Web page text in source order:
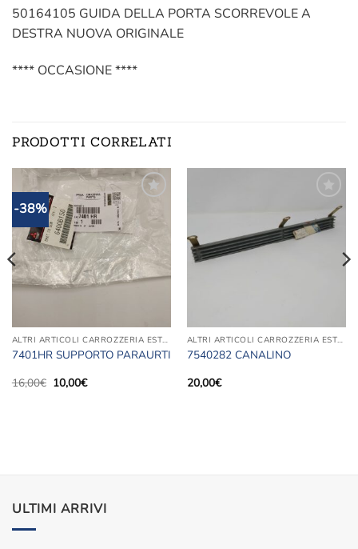
50164105 GUIDA DELLA PORTA SCORREVOLE A
DESTRA NUOVA ORIGINALE
**** OCCASIONE ****
PRODOTTI CORRELATI
-38%
alla lista
dei
desideri
ALTRI ARTICOLI CARROZZERIA ESTERNA
7401HR SUPPORTO PARAURTI
16,00€ Il
prezzo
10,00€Il
Aggiungi
alla lista
dei
desideri
ALTRI ARTICOLI CARROZZERIA ESTERNA
7540282 CANALINO
20,00€
ULTIMI ARRIVI